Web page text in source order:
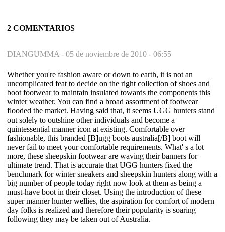
2 COMENTARIOS
DIANGUMMA - 05 de noviembre de 2010 - 06:55
Whether you're fashion aware or down to earth, it is not an
uncomplicated feat to decide on the right collection of shoes and
boot footwear to maintain insulated towards the components this
winter weather. You can find a broad assortment of footwear
flooded the market. Having said that, it seems UGG hunters stand
out solely to outshine other individuals and become a
quintessential manner icon at existing. Comfortable over
fashionable, this branded [B]ugg boots australia[/B] boot will
never fail to meet your comfortable requirements. What' s a lot
more, these sheepskin footwear are waving their banners for
ultimate trend. That is accurate that UGG hunters fixed the
benchmark for winter sneakers and sheepskin hunters along with a
big number of people today right now look at them as being a
must-have boot in their closet. Using the introduction of these
super manner hunter wellies, the aspiration for comfort of modern
day folks is realized and therefore their popularity is soaring
following they may be taken out of Australia.